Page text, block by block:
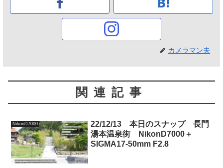
カメラマン夫
関連記事
NikonD7000
22/12/13 本日のスナップ 長門
湯本温泉街 NikonD7000＋
SIGMA17-50mm F2.8